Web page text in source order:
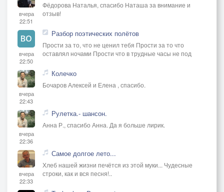
вчера
22:51
Фёдорова Наталья, спасибо Наташа за внимание и
отзыв!
вчера
22:50
Разбор поэтических полётов
Прости за то, что не ценил тебя Прости за то что
оставлял ночами Прости что в трудные часы не под
вчера
22:43
Колечко
Бочаров Алексей и Елена , спасибо.
вчера
22:36
Рулетка.- шансон.
Анна Р., спасибо Анна. Да я больше лирик.
вчера
22:33
Самое долгое лето...
Хлеб нашей жизни печётся из этой муки... Чудесные
строки, как и вся песня!..